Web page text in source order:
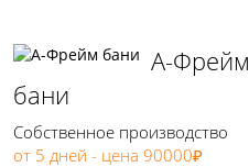
А-Фрейм
бани
Собственное производство
от 5 дней - цена 90000₽